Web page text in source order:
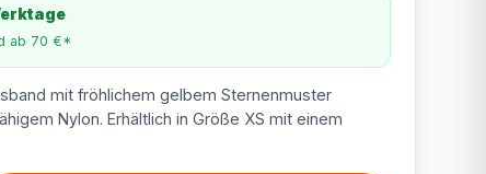
ab 70 €*
mit fröhlichem gelbem Sternenmuster
Nylon. Erhältlich in Größe XS mit einem